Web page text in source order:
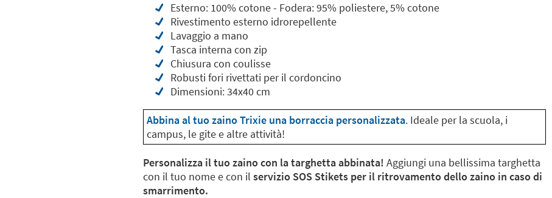
Esterno: 100% cotone - Fodera: 95% poliestere, 5% cotone
Rivestimento esterno idrorepellente
Lavaggio a mano
Tasca interna con zip
Chiusura con coulisse
Robusti fori rivettati per il cordoncino
Dimensioni: 34x40 cm
Abbina al tuo zaino Trixie una borraccia personalizzata. Ideale per la scuola, i
campus, le gite e altre attività!
Personalizza il tuo zaino con la targhetta abbinata! Aggiungi una bellissima targhetta
con il tuo nome e con il servizio SOS Stikets per il ritrovamento dello zaino in caso di
smarrimento.